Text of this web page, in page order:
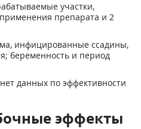
участки,
препарата и 2
инфицированные ссадины,
беременность и период
данных по эффективности
эффекты